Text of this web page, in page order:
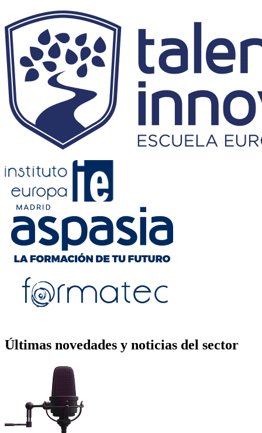
Últimas novedades y noticias del sector